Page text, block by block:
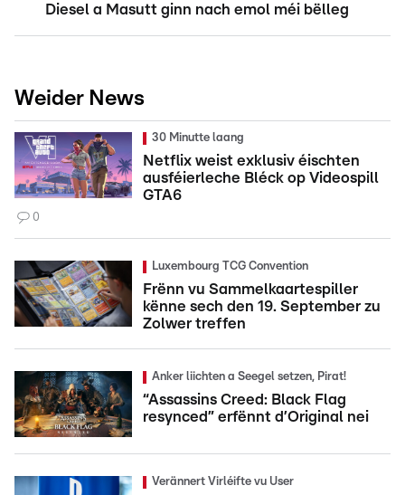
Diesel a Masutt ginn nach emol méi bëlleg
Weider News
30 Minutte laang
Netflix weist exklusiv éischten
ausféierleche Bléck op Videospill
GTA6
0
Luxembourg TCG Convention
Frënn vu Sammelkaartespiller
kënne sech den 19. September zu
Zolwer treffen
Anker liichten a Seegel setzen, Pirat!
“Assassins Creed: Black Flag
resynced” erfënnt d’Original nei
Verännert Virléifte vu User